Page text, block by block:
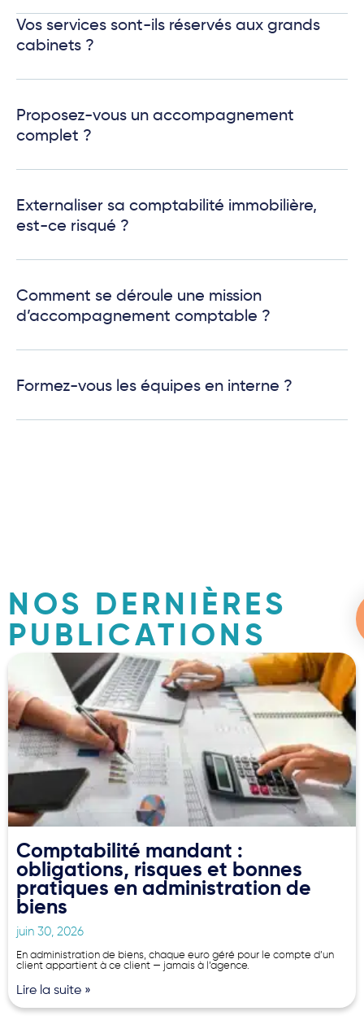
Vos services sont-ils réservés aux grands
cabinets ?
Proposez-vous un accompagnement
complet ?
Externaliser sa comptabilité immobilière,
est-ce risqué ?
Comment se déroule une mission
d’accompagnement comptable ?
Formez-vous les équipes en interne ?
NOS DERNIÈRES
PUBLICATIONS
Comptabilité mandant :
obligations, risques et bonnes
pratiques en administration de
biens
juin 30, 2026
En administration de biens, chaque euro géré pour le compte d’un
client appartient à ce client — jamais à l’agence.
Lire la suite »